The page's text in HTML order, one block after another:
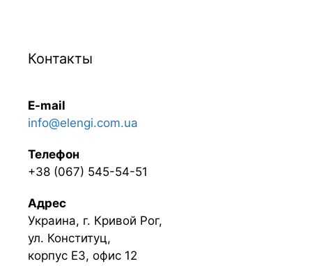
Контакты
E-mail
info@elengi.com.ua
Телефон
+38 (067) 545-54-51
Адрес
Украина, г. Кривой Рог,
ул. Конституц,
корпус Е3, офис 12